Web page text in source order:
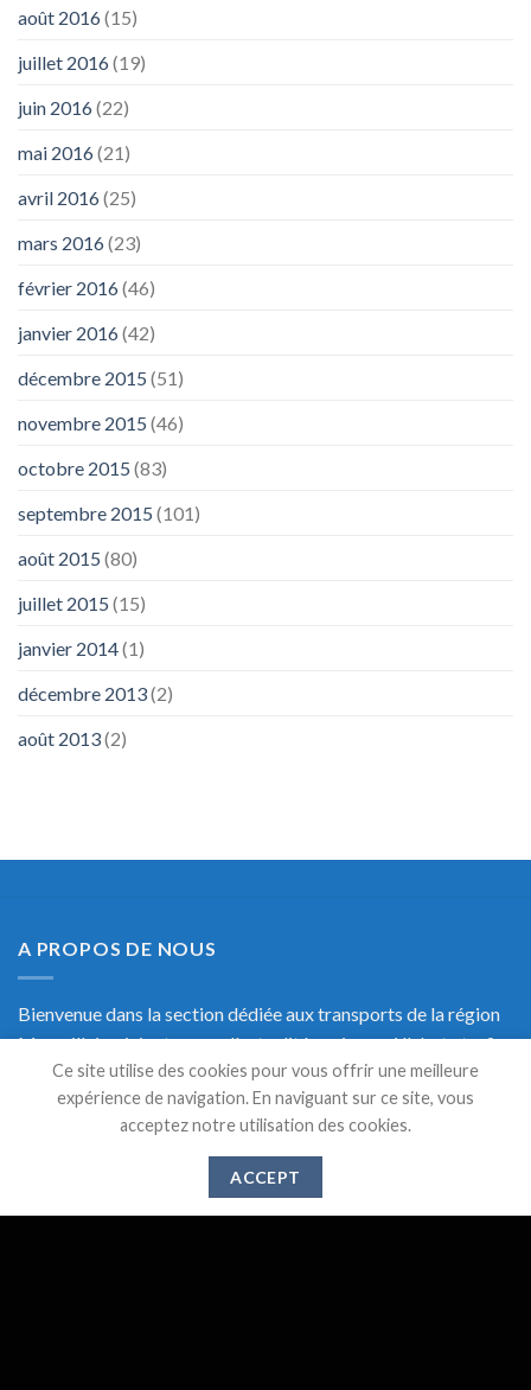
août 2016(15)
juillet 2016(19)
juin 2016(22)
mai 2016(21)
avril 2016(25)
mars 2016(23)
février 2016(46)
janvier 2016(42)
décembre 2015 (51)
novembre 2015 (46)
octobre 2015 (83)
septembre 2015 (101)
août 2015 (80)
juillet 2015 (15)
janvier 2014(1)
décembre 2013(2)
août 2013(2)
A PROPOS DE NOUS
Bienvenue dans la section dédiée aux transports de la région
Marseillaise, ici retrouvez l'actualité, mais aussi l'alerte trafic
en temps réel et une documentation précise sur les transports
de Marseille.
Ce site utilise des cookies pour vous offrir une meilleure
expérience de navigation. En naviguant sur ce site, vous
acceptez notre utilisation des cookies.
ACCEPT